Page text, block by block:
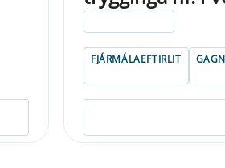
FJÁRMÁLAEFTIRLIT